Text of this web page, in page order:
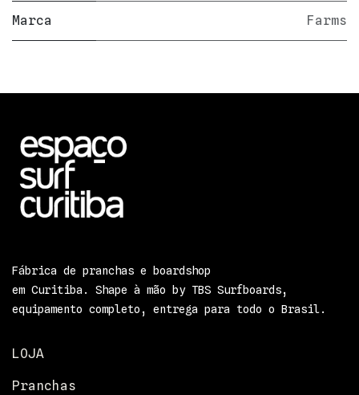
Marca Farms
Fábrica de pranchas e boardshop
em Curitiba. Shape à mão by TBS Surfboards,
equipamento completo, entrega para todo o Brasil.
LOJA
Pranchas